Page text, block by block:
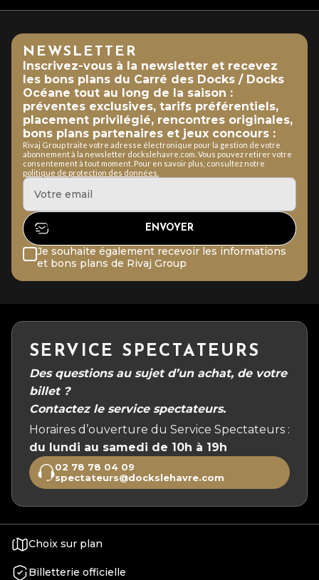
NEWSLETTER
Inscrivez-vous à la newsletter et recevez
les bons plans du Carré des Docks / Docks
Océane tout au long de la saison :
préventes exclusives, tarifs préférentiels,
placement privilégié, rencontres originales,
bons plans partenaires et jeux concours :
Rivaj Group traite votre adresse électronique pour la gestion de votre
abonnement à la newsletter dockslehavre.com. Vous pouvez retirer votre
consentement à tout moment. Pour en savoir plus, consultez notre
politique de protection des données.
Je souhaite également recevoir les informations
et bons plans de Rivaj Group
SERVICE SPECTATEURS
Des questions au sujet d’un achat, de votre
billet ?
Contactez le service spectateurs.
Horaires d’ouverture du Service Spectateurs :
du lundi au samedi de 10h à 19h
02 78 78 04 09
spectateurs@dockslehavre.com
Choix sur plan
Billetterie officielle